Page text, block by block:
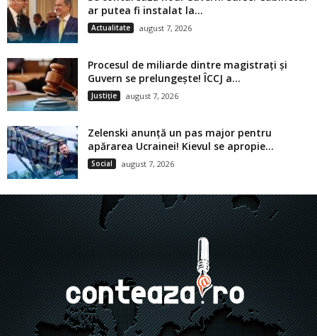
ar putea fi instalat la...
Actualitate august 7, 2026
Procesul de miliarde dintre magistrați și
Guvern se prelungește! ÎCCJ a...
Justiție august 7, 2026
Zelenski anunță un pas major pentru
apărarea Ucrainei! Kievul se apropie...
Social august 7, 2026